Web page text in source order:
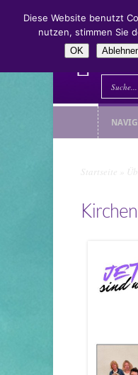
Startseite
Diese Website benutzt
nutzen, stimmen Sie
OK